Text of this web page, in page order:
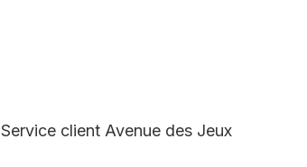
Service client Avenue des Jeux